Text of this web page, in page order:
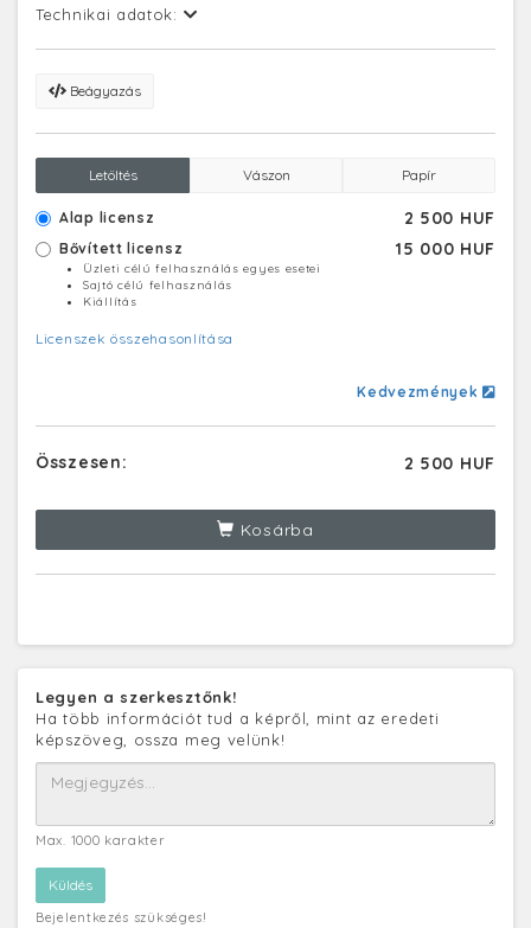
Technikai adatok:
Beágyazás
Letöltés Vászon Papír
Alap licensz 2 500 HUF
Bővített licensz 15 000 HUF
Üzleti célú felhasználás egyes esetei
Sajtó célú felhasználás
Kiállítás
Licenszek összehasonlítása
Kedvezmények
Összesen: 2 500 HUF
Kosárba
Legyen a szerkesztőnk!
Ha több információt tud a képről, mint az eredeti
képszöveg, ossza meg velünk!
Max. 1000 karakter
Bejelentkezés szükséges!